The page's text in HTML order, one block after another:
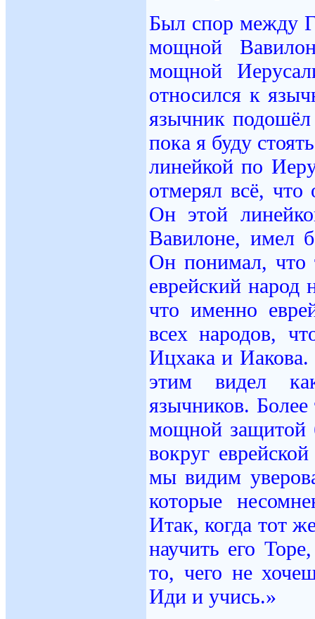
Был спор между
мощной
мощной
относился к
язычник
пока я буду
линейкой по
отмерял всё,
Он этой
Вавилоне, имел
Он понимал, что
еврейский народ
что именно
всех народов,
Ицхака и Иакова.
этим видел
язычников.
мощной защитой
вокруг
мы видим
которые
Итак, когда тот
научить его
то, чего не
Иди и учись.»